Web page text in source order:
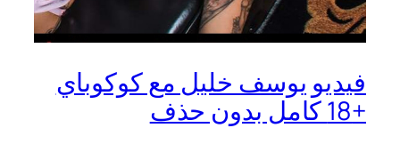
فيديو يوسف خليل مع كوكوباي
+18 كامل بدون حذف